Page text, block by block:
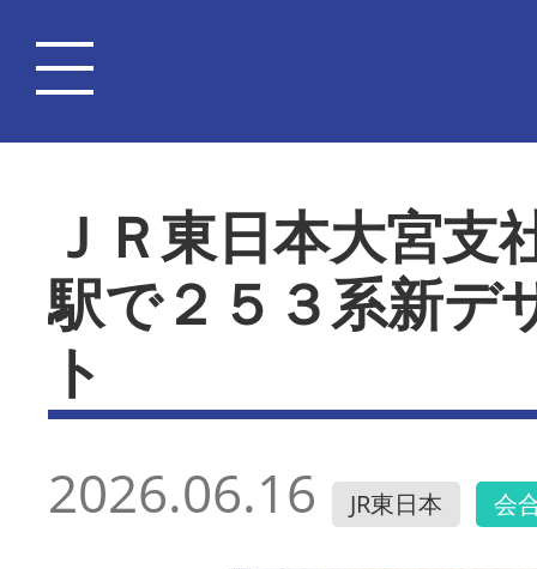
ＪＲ東日本大宮
駅で２５３系新デ
ト
2026.06.16 JR東日本 会